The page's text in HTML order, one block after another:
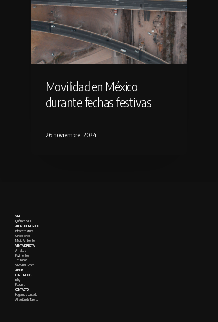
Movilidad en México
durante fechas festivas
26 noviembre, 2024
VISE
Quién es VISE
ÁREAS DE NEGOCIO
Infraestructura
Concesiones
Medio Ambiente
VENTA DIRECTA
Asfaltos
Pavimentos
Triturados
VISMART Green
AMOR
CONTENIDOS
Blog
Podcast
CONTACTO
Hagamos contacto
Atracción de Talento